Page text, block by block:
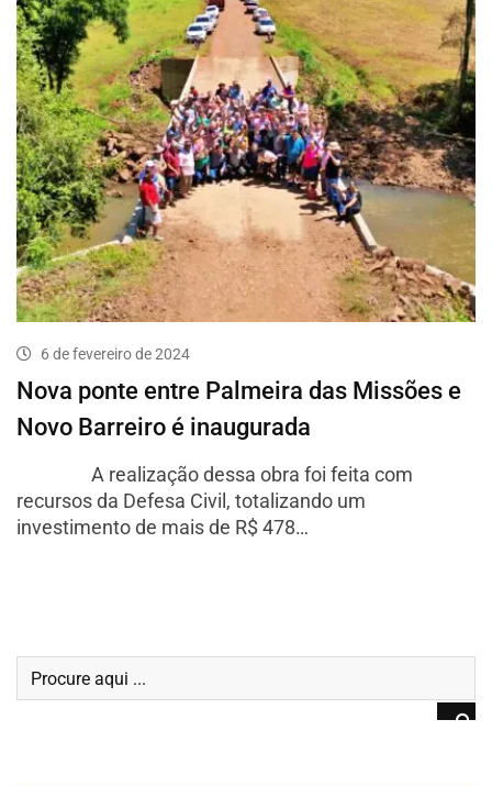
6 de fevereiro de 2024
Nova ponte entre Palmeira das Missões e
Novo Barreiro é inaugurada
A realização dessa obra foi feita com
recursos da Defesa Civil, totalizando um
investimento de mais de R$ 478…